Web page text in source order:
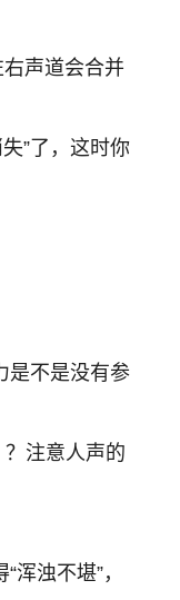
声道会合并
”了，这时你
是不是没有参
？注意人声的
浊不堪”，